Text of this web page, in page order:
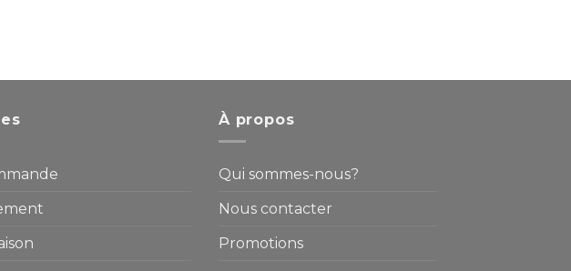
À propos
Qui sommes-nous?
Nous contacter
Promotions